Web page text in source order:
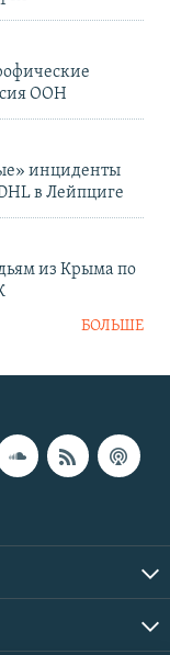
ООН
инциденты
в Лейпциге
из Крыма по
БОЛЬШЕ